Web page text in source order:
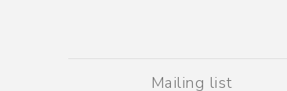
Mailing list